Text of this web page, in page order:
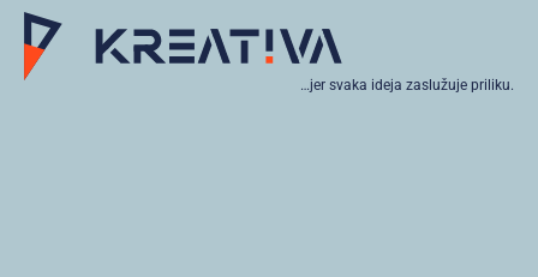
…jer svaka ideja zaslužuje priliku.